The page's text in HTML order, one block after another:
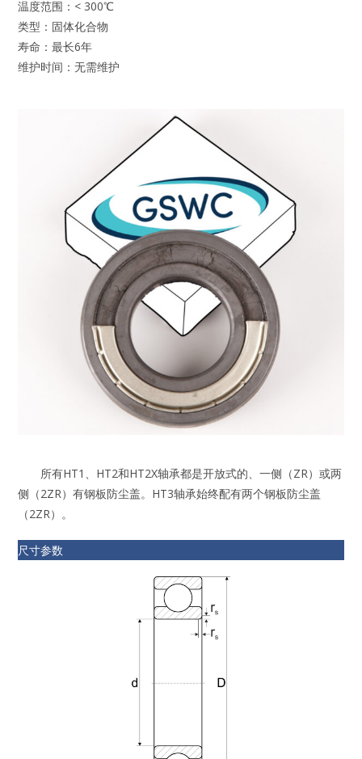
温度范围：< 300℃
类型：固体化合物
寿命：最长6年
维护时间：无需维护
所有HT1、HT2和HT2X轴承都是开放式的、一侧（ZR）或两
侧（2ZR）有钢板防尘盖。HT3轴承始终配有两个钢板防尘盖
（2ZR）。
尺寸参数